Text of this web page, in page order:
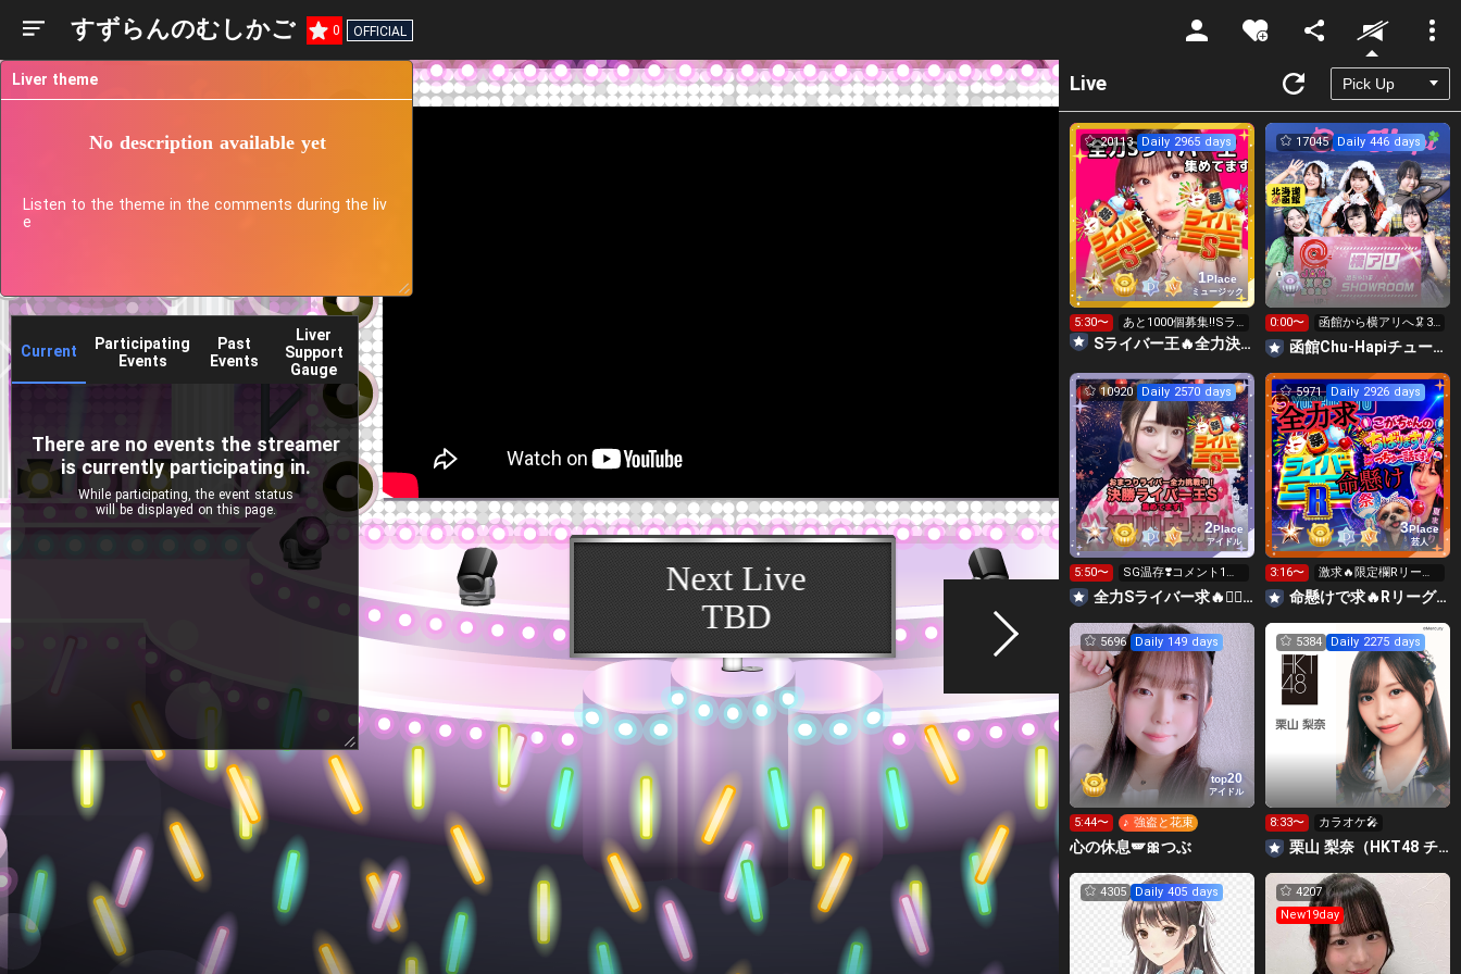
すずらんのむしかご 0 OFFICIAL
Unmute
Current
Participating
Events
Past
Events
Liver
Support
Gauge
There are no events the streamer
is currently participating in.
While participating, the event status
will be displayed on this page.
Liver theme
No description available yet
Listen to the theme in the comments during the liv
e
Live
1Place
ミュージック
20113 Daily 2965 days
5:30〜
あと1000個募集‼️Sラ
イバー王👑投げれま
Sライバー王🔥全力決勝🗽🌈Annnnnaの空⛱
17045 Daily 446 days
0:00〜
函館から横アリへ🦑32
0万pt目標！キラ星
求！
函館Chu-Hapiチューハピ🌈
2Place
アイドル
10920 Daily 2570 days
5:50〜
SG温存❣️コメント1回
で無料の S求🧡
全力Sライバー求🔥❤️‍🔥147cm深川史那のルーム🐸🎈
3Place
芸人
5971 Daily 2926 days
3:16〜
激求🔥限定欄Rリーグ
👑0時～枠に来れる方
ギフト温存
命懸けで求🔥Rリーグ👑夏祭実行委員長🎆こがちゃんのちばります
top20
アイドル
5696 Daily 149 days
5:44〜 ♪ 強盗と花束
心の休息🪽🎀つぶ
5384 Daily 2275 days
8:33〜 カラオケ🎤
栗山 梨奈（HKT48 チームKIV）
4305 Daily 405 days
4207
New19day